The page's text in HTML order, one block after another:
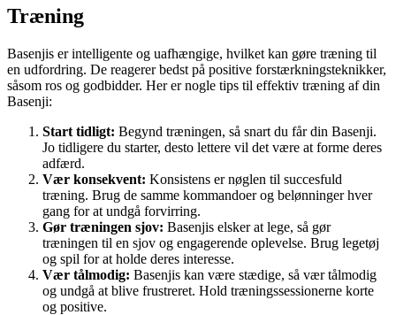
Træning
Basenjis er intelligente og uafhængige, hvilket kan gøre træning til
en udfordring. De reagerer bedst på positive forstærkningsteknikker,
såsom ros og godbidder. Her er nogle tips til effektiv træning af din
Basenji:
Start tidligt: Begynd træningen, så snart du får din Basenji.
Jo tidligere du starter, desto lettere vil det være at forme deres
adfærd.
Vær konsekvent: Konsistens er nøglen til succesfuld
træning. Brug de samme kommandoer og belønninger hver
gang for at undgå forvirring.
Gør træningen sjov: Basenjis elsker at lege, så gør
træningen til en sjov og engagerende oplevelse. Brug legetøj
og spil for at holde deres interesse.
Vær tålmodig: Basenjis kan være stædige, så vær tålmodig
og undgå at blive frustreret. Hold træningssessionerne korte
og positive.